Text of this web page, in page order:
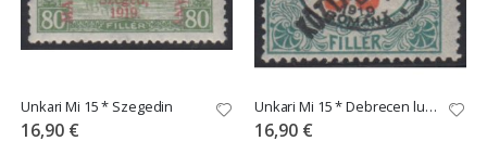
Unkari Mi 15 * Szegedin
16,90 €
Unkari Mi 15 * Debrecen lunastus
16,90 €